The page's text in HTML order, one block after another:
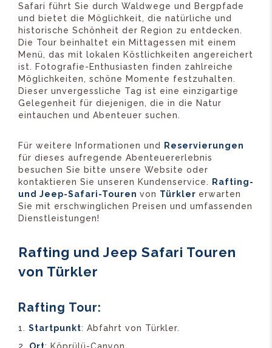
Safari führt Sie durch Waldwege und Bergpfade
und bietet die Möglichkeit, die natürliche und
historische Schönheit der Region zu entdecken.
Die Tour beinhaltet ein Mittagessen mit einem
Menü, das mit lokalen Köstlichkeiten angereichert
ist. Fotografie-Enthusiasten finden zahlreiche
Möglichkeiten, schöne Momente festzuhalten.
Dieser unvergessliche Tag ist eine einzigartige
Gelegenheit für diejenigen, die in die Natur
eintauchen und Abenteuer suchen.
Für weitere Informationen und
Reservierungen
für dieses aufregende Abenteuererlebnis
besuchen Sie bitte unsere Website oder
kontaktieren Sie unseren Kundenservice.
Rafting-
und Jeep-Safari-Touren von Türkler erwarten
Sie mit erschwinglichen Preisen und umfassenden
Dienstleistungen!
Rafting und Jeep Safari Touren
von Türkler
Rafting Tour:
Startpunkt: Abfahrt von Türkler.